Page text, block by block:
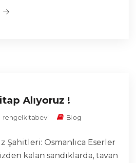
Alıyoruz !
rengelkitabevi Blog
Şahitleri: Osmanlıca Eserler
kalan sandıklarda, tavan